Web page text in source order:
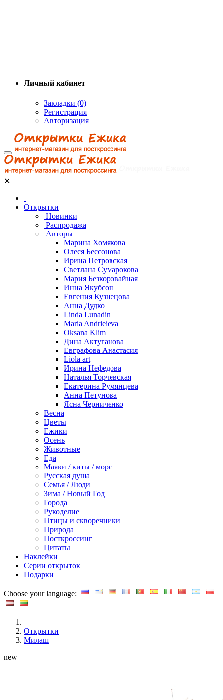
Личный кабинет
Закладки (0)
Регистрация
Авторизация
✕
Открытки
Новинки
Распродажа
Авторы
Марина Хомякова
Олеся Бессонова
Ирина Петровская
Светлана Сумарокова
Мария Безкоровайная
Инна Якубсон
Евгения Кузнецова
Анна Дудко
Linda Lunadin
Maria Andrieieva
Oksana Klim
Дина Актуганова
Евграфова Анастасия
Liola art
Ирина Нефедова
Наталья Торчевская
Екатерина Румянцева
Анна Петунова
Ясна Черниченко
Весна
Цветы
Ежики
Осень
Животные
Еда
Маяки / киты / море
Русская душа
Семья / Люди
Зима / Новый Год
Города
Рукоделие
Птицы и скворечники
Природа
Посткроссинг
Цитаты
Наклейки
Серии открыток
Подарки
Choose your language:
Открытки
Милаш
new